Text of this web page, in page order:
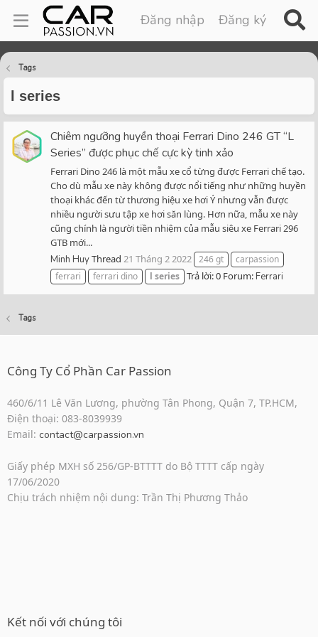
Đăng nhập Đăng ký
Tags
l series
Chiêm ngưỡng huyền thoại Ferrari Dino 246 GT “L
Series” được phục chế cực kỳ tinh xảo
Ferrari Dino 246 là một mẫu xe cổ từng được Ferrari chế tạo.
Cho dù mẫu xe này không được nổi tiếng như những huyền
thoại khác đến từ thương hiệu xe hơi Ý nhưng vẫn được
nhiều người sưu tập xe hơi săn lùng. Hơn nữa, mẫu xe này
cũng chính là người tiền nhiệm của mẫu siêu xe Ferrari 296
GTB mới...
Minh HuyThread 21 Tháng 2 2022 246 gt
carpassion
ferrari
ferrari dino l series Trả lời: 0 Forum:Ferrari
Tags
Công Ty Cổ Phần Car Passion
460/6/11 Lê Văn Lương, phường Tân Phong, Quận 7, TP.HCM,
Điện thoại: 083-8039939
Email: contact@carpassion.vn
Giấy phép MXH số 256/GP-BTTTT do Bộ TTTT cấp ngày
17/06/2020
Chịu trách nhiệm nội dung: Trần Thị Phương Thảo
Kết nối với chúng tôi